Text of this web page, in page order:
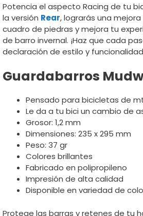
Potencia el aspecto Racing de tu
la versión Rear, lograrás una
cuadro de piedras y mejora tu
de barro invernal. ¡Haz que cada
declaración de estilo y
Guardabarros
Pensado para bicicletas de
Le da a tu bici un cambio de
Grosor: 1,2 mm
Dimensiones: 235 x 295 mm
Peso: 37 gr
Colores brillantes
Fabricado en polipropileno
Impresión de alta calidad
Disponible en variedad de
Protege las barras y retenes de tu